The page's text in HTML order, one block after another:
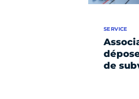
de
SERVICE